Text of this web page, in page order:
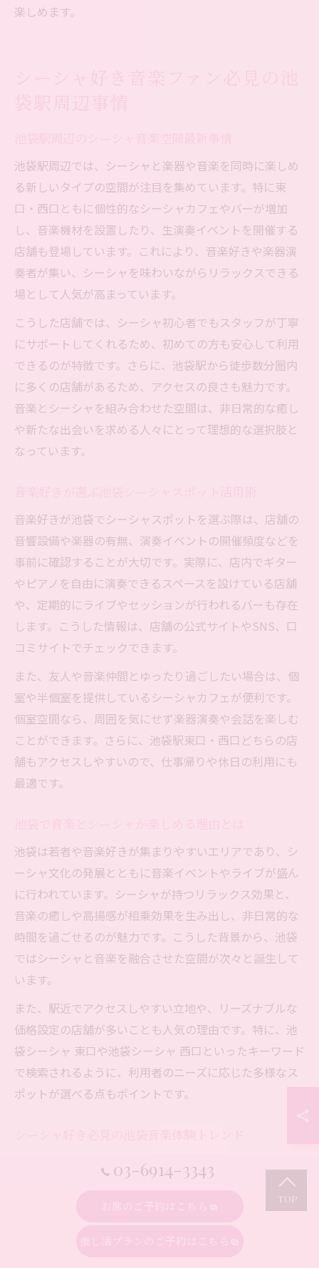
楽しめます。
池袋駅周辺では、シーシャと楽器や音楽を同時に楽しめ
る新しいタイプの空間が注目を集めています。特に東
口・西口ともに個性的なシーシャカフェやバーが増加
し、音楽機材を設置したり、生演奏イベントを開催する
店舗も登場しています。これにより、音楽好きや楽器演
奏者が集い、シーシャを味わいながらリラックスできる
場として人気が高まっています。
こうした店舗では、シーシャ初心者でもスタッフが丁寧
にサポートしてくれるため、初めての方も安心して利用
できるのが特徴です。さらに、池袋駅から徒歩数分圏内
に多くの店舗があるため、アクセスの良さも魅力です。
音楽とシーシャを組み合わせた空間は、非日常的な癒し
や新たな出会いを求める人々にとって理想的な選択肢と
なっています。
音楽好きが池袋でシーシャスポットを選ぶ際は、店舗の
音響設備や楽器の有無、演奏イベントの開催頻度などを
事前に確認することが大切です。実際に、店内でギター
やピアノを自由に演奏できるスペースを設けている店舗
や、定期的にライブやセッションが行われるバーも存在
します。こうした情報は、店舗の公式サイトやSNS、口
コミサイトでチェックできます。
また、友人や音楽仲間とゆったり過ごしたい場合は、個
室や半個室を提供しているシーシャカフェが便利です。
個室空間なら、周囲を気にせず楽器演奏や会話を楽しむ
ことができます。さらに、池袋駅東口・西口どちらの店
舗もアクセスしやすいので、仕事帰りや休日の利用にも
最適です。
池袋は若者や音楽好きが集まりやすいエリアであり、シ
ーシャ文化の発展とともに音楽イベントやライブが盛ん
に行われています。シーシャが持つリラックス効果と、
音楽の癒しや高揚感が相乗効果を生み出し、非日常的な
時間を過ごせるのが魅力です。こうした背景から、池袋
ではシーシャと音楽を融合させた空間が次々と誕生して
います。
また、駅近でアクセスしやすい立地や、リーズナブルな
価格設定の店舗が多いことも人気の理由です。特に、池
袋シーシャ 東口や池袋シーシャ 西口といったキーワード
で検索されるように、利用者のニーズに応じた多様なス
ポットが選べる点もポイントです。
最近の池袋では、シーシャを楽しみながら音楽体験がで
きる新しいトレンドが広がっています。例えば、店内で
DJイベントやアコースティックライブを開催するシーシ
ー、個室でプライベートセッションができる店舗など多
03-6914-3343
お席のご予約はこちら
推し活プランのご予約はこちら